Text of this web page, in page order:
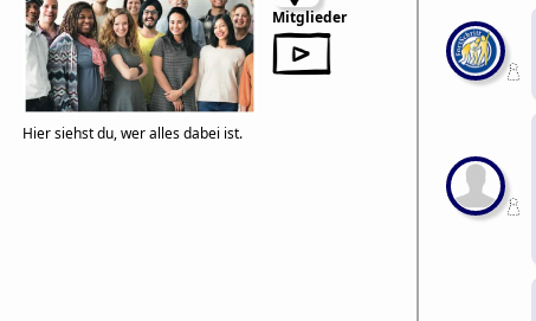
Mitglieder
Hier siehst du, wer alles dabei ist.